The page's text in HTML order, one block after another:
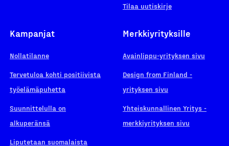
Tilaa uutiskirje
Kampanjat
Nollatilanne
Tervetuloa kohti positiivista
työelämäpuhetta
Suunnittelulla on
alkuperänsä
Liputetaan suomalaista
Merkkiyrityksille
Avainlippu-yrityksen sivu
Design from Finland -
yrityksen sivu
Yhteiskunnallinen Yritys -
merkkiyrityksen sivu